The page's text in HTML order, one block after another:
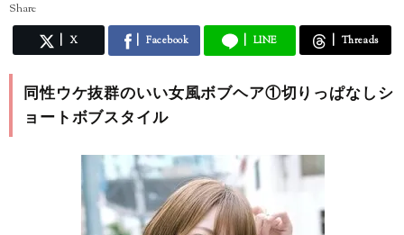
Share
X Facebook LINE Threads
同性ウケ抜群のいい女風ボブヘア①切りっぱなしシ
ョートボブスタイル